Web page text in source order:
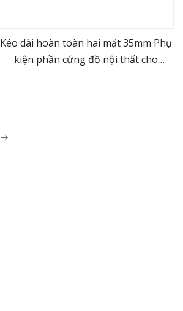
view more
Kéo dài hoàn toàn hai mặt 35mm Phụ
kiện phần cứng đồ nội thất cho